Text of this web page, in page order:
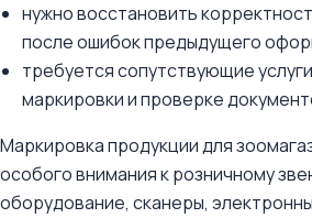
нужно восстановить
после ошибок предыдущего
требуется сопутствующие
маркировки и проверке
Маркировка продукции для
особого внимания к розничному
оборудование, сканеры,